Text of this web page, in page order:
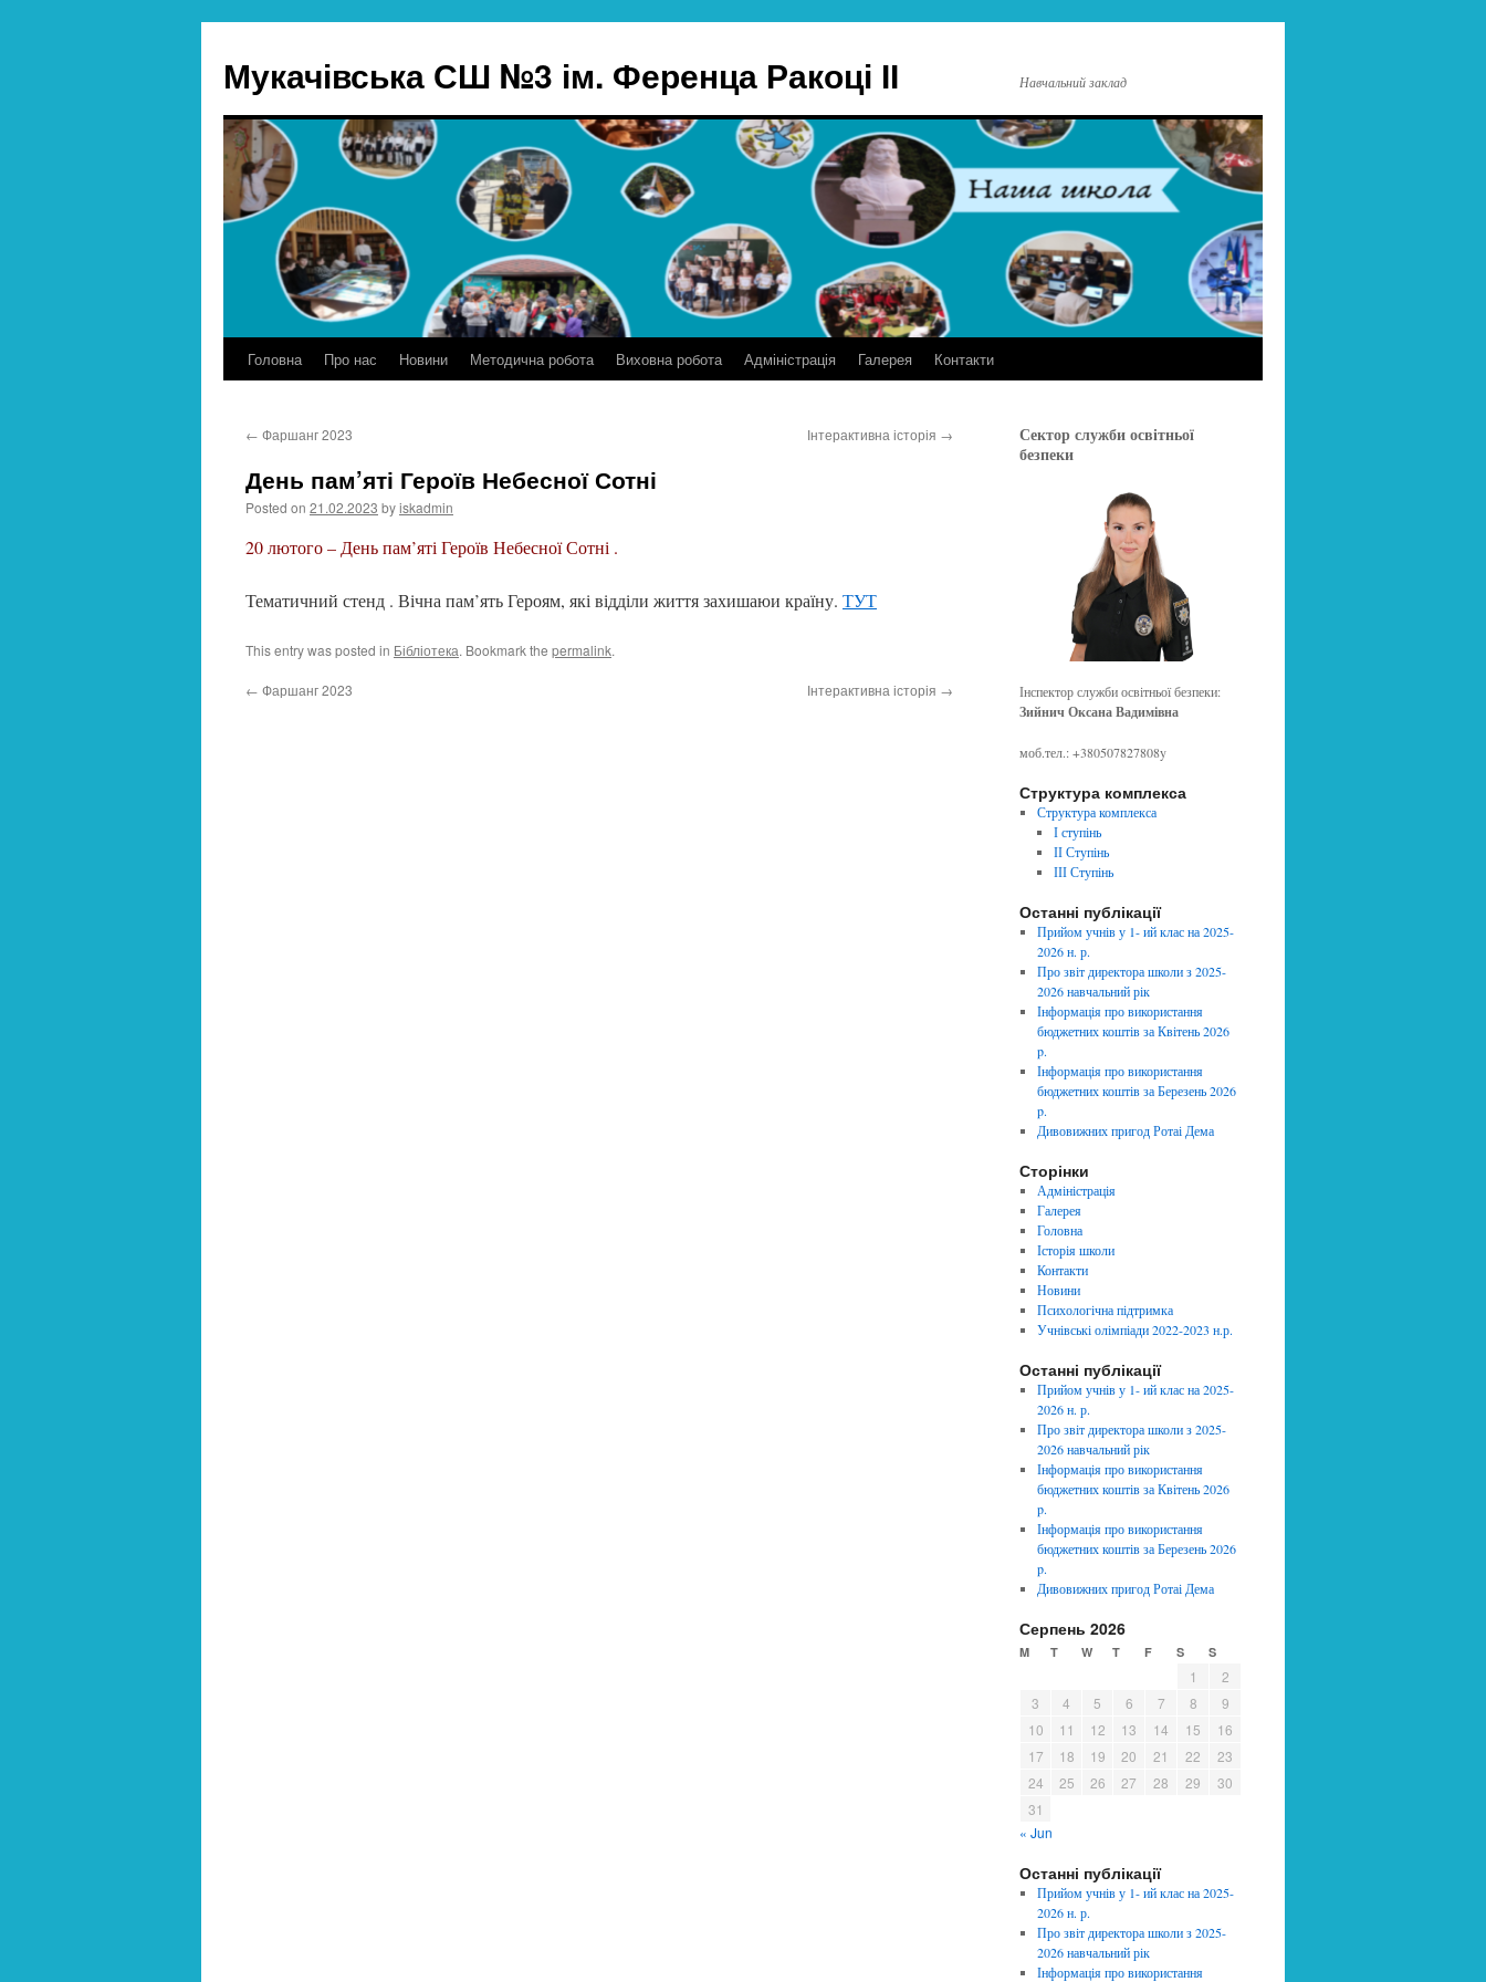
content
Мукачівська СШ №3 ім. Ференца Ракоці ІІ Навчальний заклад
Головна Про нас Новини Методична робота Виховна робота Адміністрація Галерея Контакти
← Фаршанг 2023 Інтерактивна історія →
День пам’яті Героїв Небесної Сотні
Posted on 21.02.2023 byiskadmin
20 лютого – День пам’яті Героїв Небесної Сотні .
Тематичний стенд . Вічна пам’ять Героям, які відділи життя захишаюи країну. ТУТ
This entry was posted in Бібліотека. Bookmark the permalink.
← Фаршанг 2023 Інтерактивна історія →
Сектор служби освітньої
безпеки
Інспектор служби освітньої безпеки:
Зийнич Оксана Вадимівна
моб.тел.: +380507827808y
Структура комплекса
Структура комплекса
І ступінь
ІІ Ступінь
ІІІ Ступінь
Останні публікації
Прийом учнів у 1- ий клас на 2025-
2026 н. р.
Про звіт директора школи з 2025-
2026 навчальний рік
Інформація про використання
бюджетних коштів за Квітень 2026
p.
Інформація про використання
бюджетних коштів за Березень 2026
p.
Дивовижних пригод Ротаі Дема
Сторінки
Адміністрація
Галерея
Головна
Історія школи
Контакти
Новини
Психологічна підтримка
Учнівські олімпіади 2022-2023 н.р.
Останні публікації
Прийом учнів у 1- ий клас на 2025-
2026 н. р.
Про звіт директора школи з 2025-
2026 навчальний рік
Інформація про використання
бюджетних коштів за Квітень 2026
p.
Інформація про використання
бюджетних коштів за Березень 2026
p.
Дивовижних пригод Ротаі Дема
Серпень 2026
M T W T F S S
1
2
3
4 5 6 7 8
9
10
11 12 13 14 15
16
17
18 19 20 21 22
23
24
25 26 27 28 29
30
31
« Jun
Останні публікації
Прийом учнів у 1- ий клас на 2025-
2026 н. р.
Про звіт директора школи з 2025-
2026 навчальний рік
Інформація про використання